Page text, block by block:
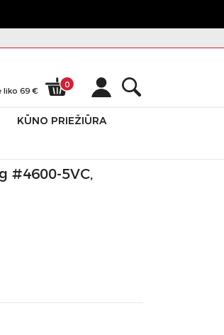
liko 69 €
0
KŪNO PRIEŽIŪRA
#4600-5VC,